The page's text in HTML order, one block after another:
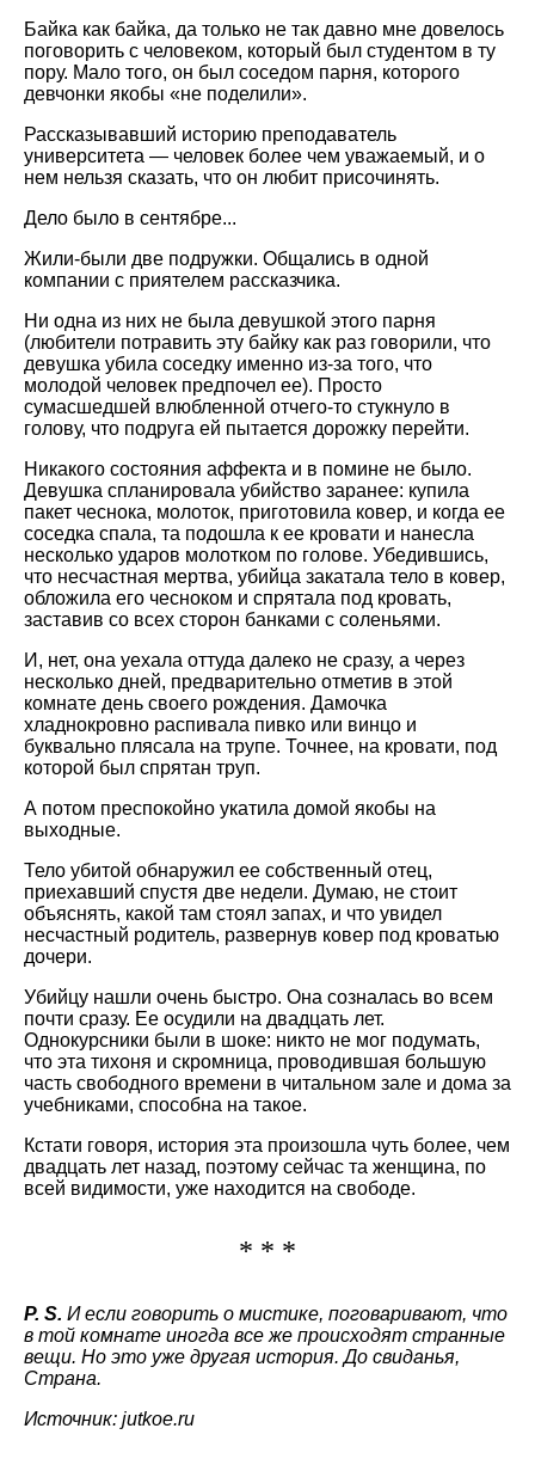
Байка как байка, да только не так давно мне довелось
поговорить с человеком, который был студентом в ту
пору. Мало того, он был соседом парня, которого
девчонки якобы «не поделили».
Рассказывавший историю преподаватель
университета — человек более чем уважаемый, и о
нем нельзя сказать, что он любит присочинять.
Дело было в сентябре...
Жили-были две подружки. Общались в одной
компании с приятелем рассказчика.
Ни одна из них не была девушкой этого парня
(любители потравить эту байку как раз говорили, что
девушка убила соседку именно из-за того, что
молодой человек предпочел ее). Просто
сумасшедшей влюбленной отчего-то стукнуло в
голову, что подруга ей пытается дорожку перейти.
Никакого состояния аффекта и в помине не было.
Девушка спланировала убийство заранее: купила
пакет чеснока, молоток, приготовила ковер, и когда ее
соседка спала, та подошла к ее кровати и нанесла
несколько ударов молотком по голове. Убедившись,
что несчастная мертва, убийца закатала тело в ковер,
обложила его чесноком и спрятала под кровать,
заставив со всех сторон банками с соленьями.
И, нет, она уехала оттуда далеко не сразу, а через
несколько дней, предварительно отметив в этой
комнате день своего рождения. Дамочка
хладнокровно распивала пивко или винцо и
буквально плясала на трупе. Точнее, на кровати, под
которой был спрятан труп.
А потом преспокойно укатила домой якобы на
выходные.
Тело убитой обнаружил ее собственный отец,
приехавший спустя две недели. Думаю, не стоит
объяснять, какой там стоял запах, и что увидел
несчастный родитель, развернув ковер под кроватью
дочери.
Убийцу нашли очень быстро. Она созналась во всем
почти сразу. Ее осудили на двадцать лет.
Однокурсники были в шоке: никто не мог подумать,
что эта тихоня и скромница, проводившая большую
часть свободного времени в читальном зале и дома за
учебниками, способна на такое.
Кстати говоря, история эта произошла чуть более, чем
двадцать лет назад, поэтому сейчас та женщина, по
всей видимости, уже находится на свободе.
* * *
P. S. И если говорить о мистике, поговаривают, что
в той комнате иногда все же происходят странные
вещи. Но это уже другая история. До свиданья,
Страна.
Источник: jutkoe.ru